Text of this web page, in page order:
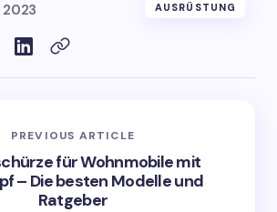
2023 AUSRÜSTUNG
PREVIOUS ARTICLE
für Wohnmobile mit
– Die besten Modelle und
Ratgeber